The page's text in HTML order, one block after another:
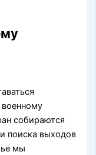
военному
собираются
поиска выходов
мы